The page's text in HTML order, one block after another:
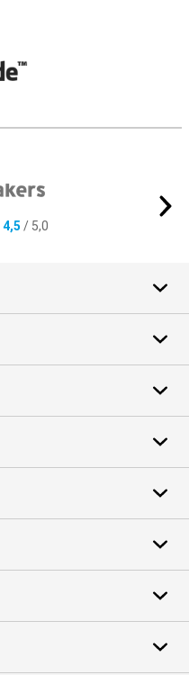
4,5 / 5,0